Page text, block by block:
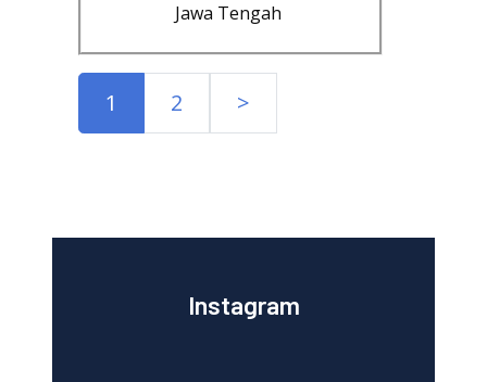
Jawa Tengah
1 2 >
Instagram